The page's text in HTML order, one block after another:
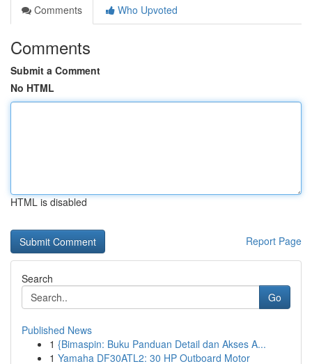
Comments
Who Upvoted
Comments
Submit a Comment
No HTML
HTML is disabled
Report Page
Search
Go
Published News
1 {Bimaspin: Buku Panduan Detail dan Akses A...
1 Yamaha DF30ATL2: 30 HP Outboard Motor